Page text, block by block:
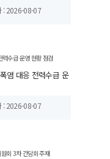
: 2026-08-07
염 대응 전력수급 운
: 2026-08-07